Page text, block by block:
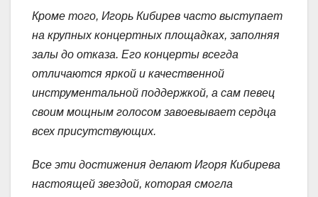
Кроме того, Игорь Кибирев часто выступает
на крупных концертных площадках, заполняя
залы до отказа. Его концерты всегда
отличаются яркой и качественной
инструментальной поддержкой, а сам певец
своим мощным голосом завоевывает сердца
всех присутствующих.
Все эти достижения делают Игоря Кибирева
настоящей звездой, которая смогла